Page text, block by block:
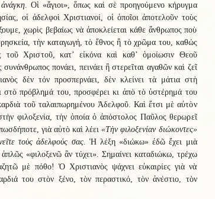
. Οἱ «ἅγιοι», ὅπως καὶ σὲ προηγούμενο κήρυγμα
οἱ ἀδελφοὶ Χριστιανοί, οἱ ὁποῖοι ἀποτελοῦν τοὺς
χωρὶς βεβαίως νὰ ἀποκλείεται κάθε ἄνθρωπος ποὺ
τὴν καταγωγή, τὸ ἔθνος ἢ τὸ χρῶμα του, καθώς
τοῦ Χριστοῦ, κατ’ εἰκόνα καὶ καθ’ ὁμοίωσιν Θεοῦ
πονάει, πεινάει ἢ στερεῖται αγαθῶν καὶ ζεῖ
δὲν τόν προσπερνάει, δὲν κλείνει τὰ μάτια στὴ
στὸ πρόβλημά του, προσφέρει κι ἀπὸ τὸ ὑστέρημά του
τοῦ ταλαιπωρημένου Ἀδελφοῦ. Καὶ ἔτσι μὲ αὐτὸν
φιλοξενία, τὴν ὁποία ὁ ἀπόστολος Παῦλος θερωρεῖ
γιὰ αὐτὸ καὶ λέει«Τὴν φιλοξενίαν διώκοντες»
τοὺς ἀδελφούς σας. Ἡ λέξη «διώκω» ἐδῶ ἔχει μιὰ
ἁπλῶς «φιλοξενῶ ἂν τύχει». Σημαίνει καταδιώκω, τρέχω
μὲ πόθο! Ὁ Χριστιανὸς ψάχνει εὐκαιρίες γιὰ νὰ
του στὸν ξένο, τὸν περαστικό, τὸν ἀνέστιο, τὸν